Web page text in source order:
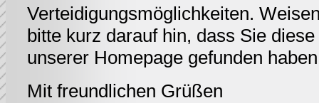
Verteidigungsmöglichkeiten.
bitte kurz darauf hin, dass Sie
unserer Homepage gefunden
Mit freundlichen Grüßen